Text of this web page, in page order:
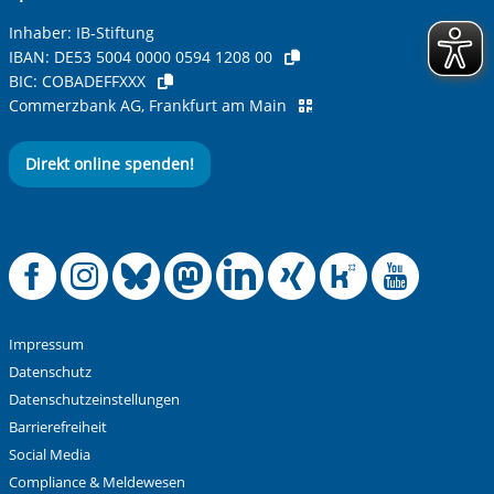
Inhaber: IB-Stiftung
IBAN: DE53 5004 0000 0594 1208 00
BIC: COBADEFFXXX
Commerzbank AG, Frankfurt am Main
Direkt online spenden!
Offizielle
Offizielle
Offizielle
Offizielle
Offizielle
Impressum
Datenschutz
Datenschutzeinstellungen
Barrierefreiheit
Social Media
Compliance & Meldewesen